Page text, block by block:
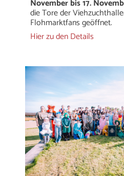
November bis 17.
die Tore der
Flohmarktfans geöffnet.
Hier zu den Details